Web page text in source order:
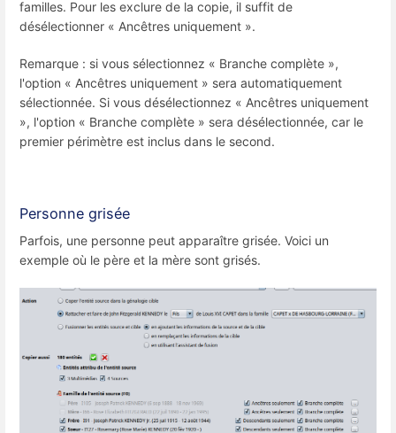
familles. Pour les exclure de la copie, il suffit de
désélectionner « Ancêtres uniquement ».
Remarque : si vous sélectionnez « Branche complète »,
l'option « Ancêtres uniquement » sera automatiquement
sélectionnée. Si vous désélectionnez « Ancêtres uniquement
», l'option « Branche complète » sera désélectionnée, car le
premier périmètre est inclus dans le second.
Personne grisée
Parfois, une personne peut apparaître grisée. Voici un
exemple où le père et la mère sont grisés.